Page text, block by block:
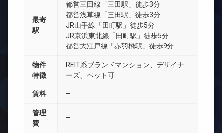
最寄
駅
都営三田線「三田駅」徒歩3分
都営浅草線「三田駅」徒歩3分
JR山手線「田町駅」徒歩5分
JR京浜東北線「田町駅」徒歩5分
都営大江戸線「赤羽橋駅」徒歩9分
物件
特徴
REIT系ブランドマンション、デザイナ
ーズ、ペット可
賃料 –
管理
費
–